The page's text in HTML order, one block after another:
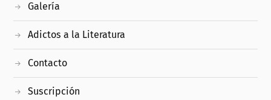
Galería
Adictos a la Literatura
Contacto
Suscripción